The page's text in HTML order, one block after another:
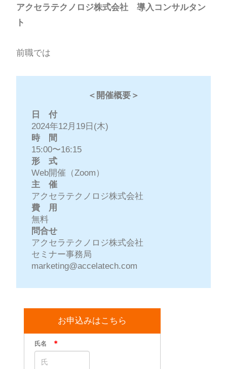
アクセラテクノロジ株式会社 導入コンサルタン
ト
前職では
＜開催概要＞
日 付
2024年12月19日(木)
時 間
15:00〜16:15
形 式
Web開催（Zoom）
主 催
アクセラテクノロジ株式会社
費 用
無料
問合せ
アクセラテクノロジ株式会社
セミナー事務局
marketing@accelatech.com
お申込みはこちら